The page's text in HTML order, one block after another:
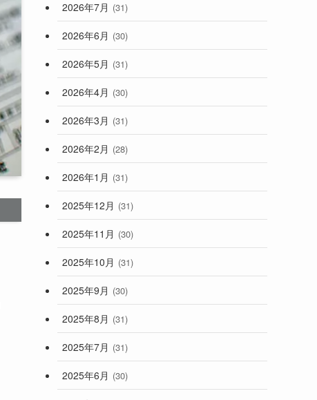
2026年7月 (31)
2026年6月 (30)
2026年5月 (31)
2026年4月 (30)
2026年3月 (31)
2026年2月 (28)
2026年1月 (31)
2025年12月 (31)
2025年11月 (30)
2025年10月 (31)
2025年9月 (30)
2025年8月 (31)
2025年7月 (31)
2025年6月 (30)